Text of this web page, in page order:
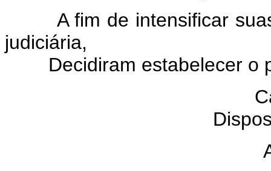
A fim de intensificar suas
judiciária,
Decidiram estabelecer o